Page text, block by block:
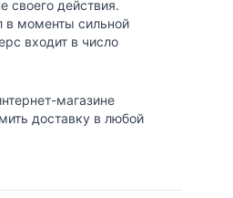
своего действия.
в моменты сильной
входит в число
магазине
доставку в любой